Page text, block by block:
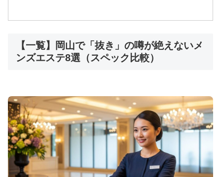
【一覧】岡山で「抜き」の噂が絶えないメ
ンズエステ8選（スペック比較）